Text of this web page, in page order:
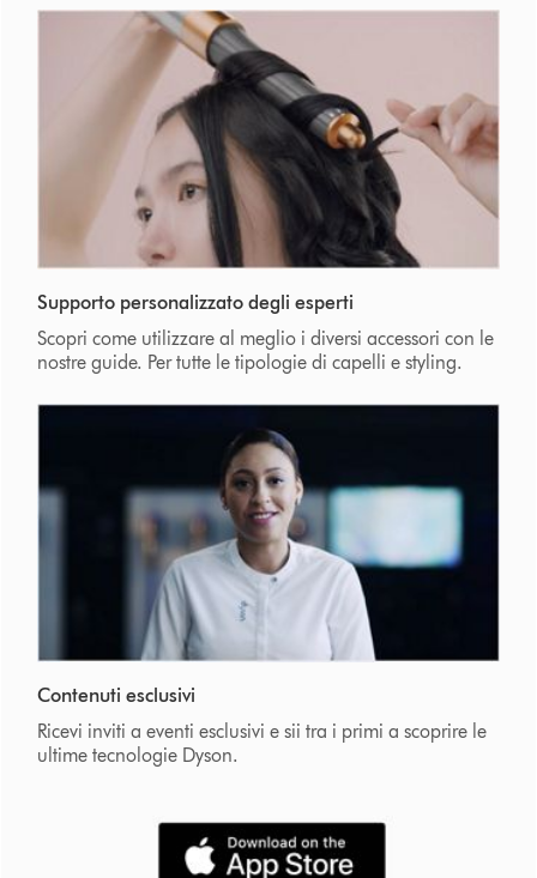
Supporto personalizzato degli esperti
Scopri come utilizzare al meglio i diversi accessori con le
nostre guide. Per tutte le tipologie di capelli e styling.
Contenuti esclusivi
Ricevi inviti a eventi esclusivi e sii tra i primi a scoprire le
ultime tecnologie Dyson.